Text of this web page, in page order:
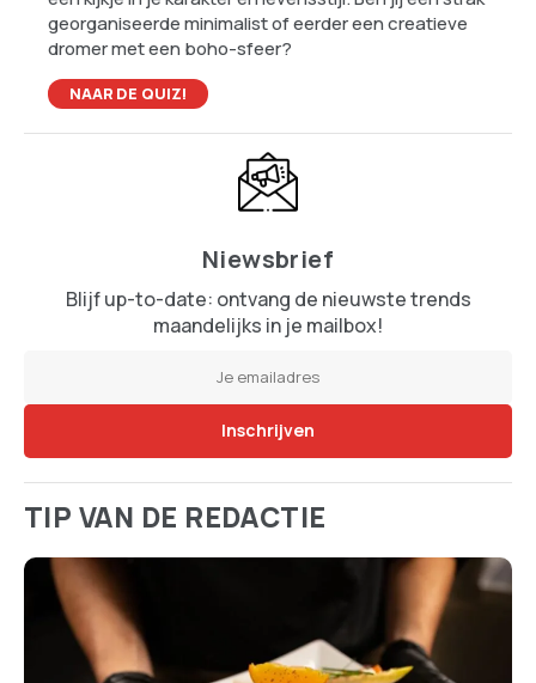
georganiseerde minimalist of eerder een creatieve
dromer met een boho-sfeer?
NAAR DE QUIZ!
Niewsbrief
Blijf up-to-date: ontvang de nieuwste trends
maandelijks in je mailbox!
TIP VAN DE REDACTIE